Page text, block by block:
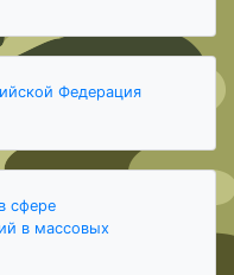
Федерация
сфере
в массовых